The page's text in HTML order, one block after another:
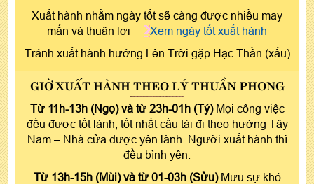
Xuất hành nhằm ngày tốt sẽ càng được nhiều may
mắn và thuận lợi
Xem ngày tốt xuất hành
Tránh xuất hành hướng Lên Trời gặp Hạc Thần (xấu)
GIỜ XUẤT HÀNH THEO LÝ THUẦN PHONG
Từ 11h-13h (Ngọ) và từ 23h-01h (Tý) Mọi công việc
đều được tốt lành, tốt nhất cầu tài đi theo hướng Tây
Nam – Nhà cửa được yên lành. Người xuất hành thì
đều bình yên.
Từ 13h-15h (Mùi) và từ 01-03h (Sửu) Mưu sự khó